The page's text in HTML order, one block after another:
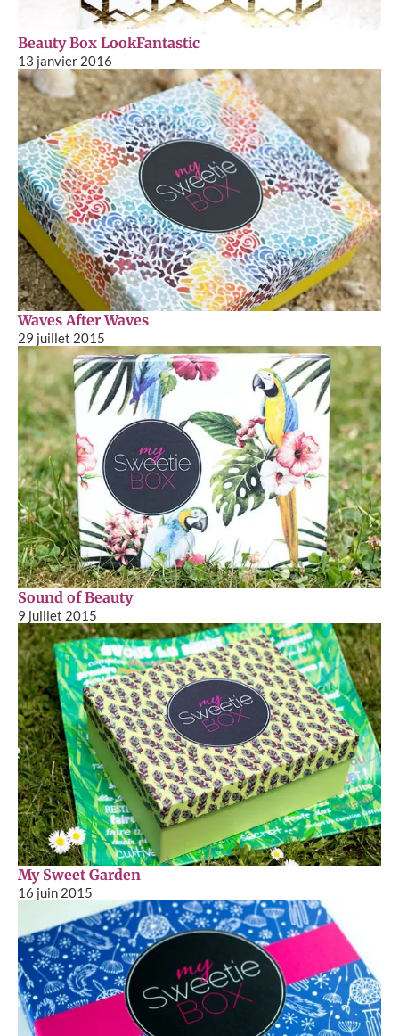
Beauty Box LookFantastic
13 janvier 2016
Waves After Waves
29 juillet 2015
Sound of Beauty
9 juillet 2015
My Sweet Garden
16 juin 2015